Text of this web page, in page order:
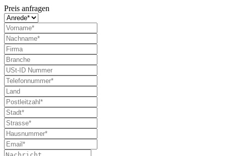
Preis anfragen